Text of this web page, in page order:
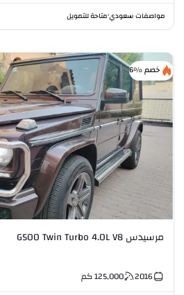
مواصفات سعودي•متاحة للتمويل
خصم %6
مرسيدس G500 Twin Turbo 4.0L V8
2016
125,000كم